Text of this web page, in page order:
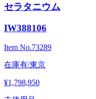
セラタニウム
IW388106
Item No.73289
在庫有/東京
¥1,798,950